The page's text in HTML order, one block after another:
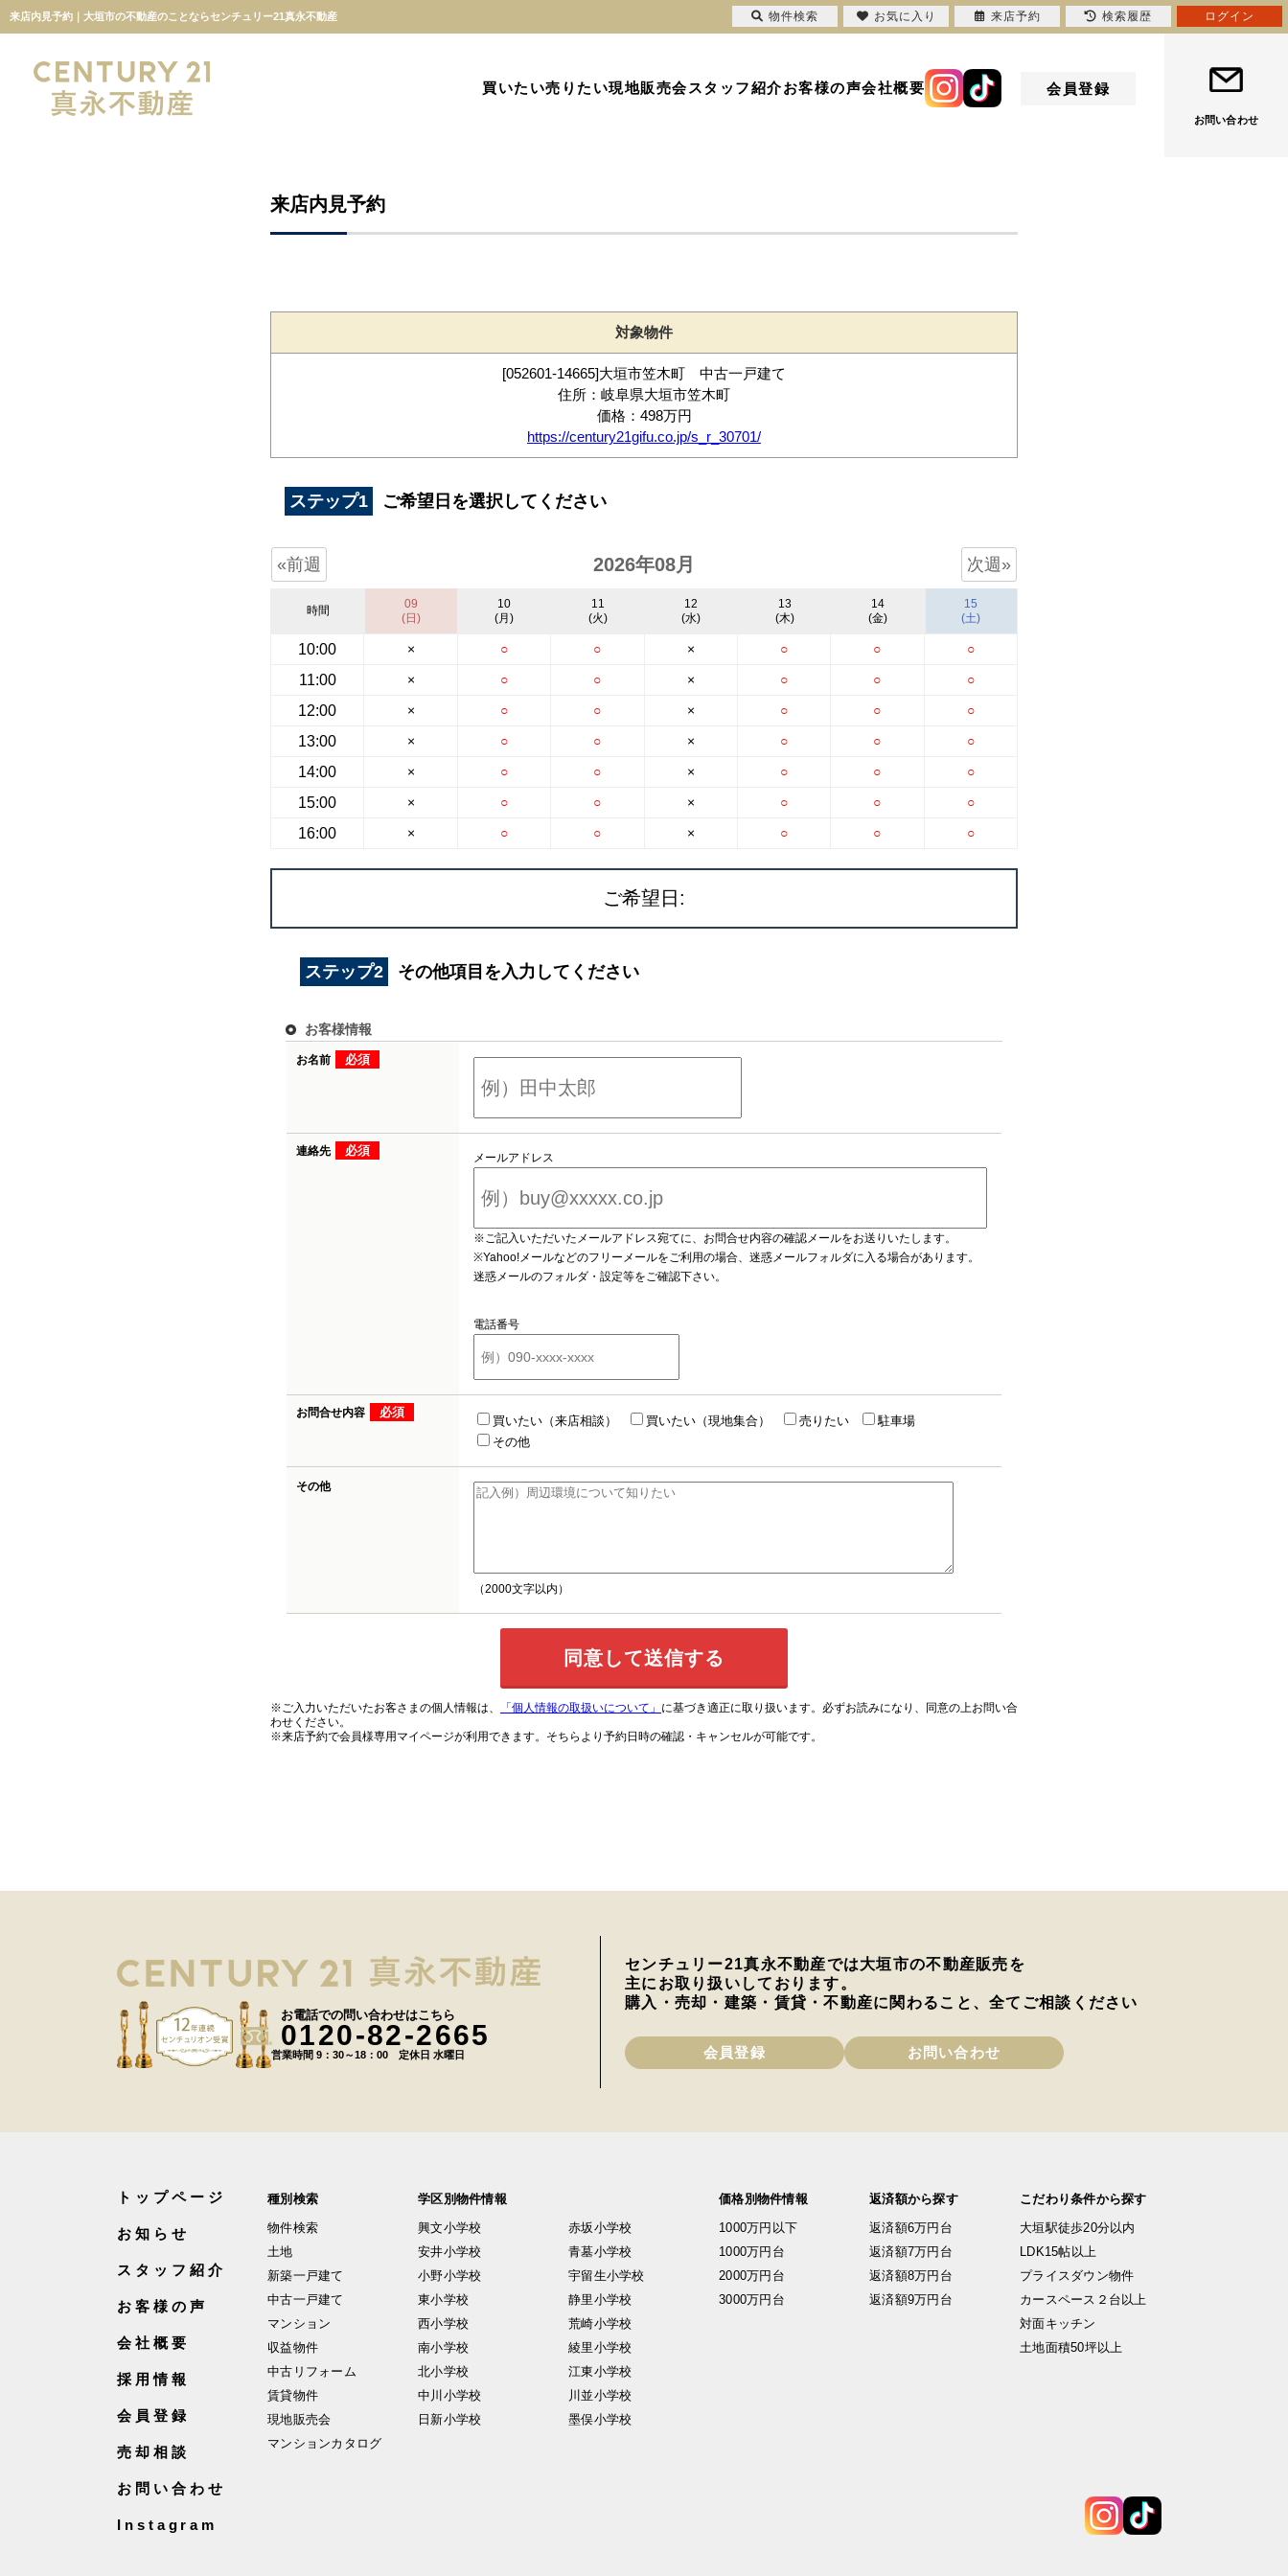
来店内見予約｜大垣市の不動産のことならセンチュリー21真永不動産
買いたい売りたい現地販売会スタッフ紹介お客様の声会社概要 会員登録
お問い合わせ
来店内見予約
対象物件
[052601-14665]大垣市笠木町 中古一戸建て
住所：岐阜県大垣市笠木町
価格：498万円
https://century21gifu.co.jp/s_r_30701/
ステップ1 ご希望日を選択してください
«前週 2026年08月 次週»
時間
10:00
11:00
12:00
13:00
14:00
15:00
16:00
09
(日)
×
×
×
×
×
×
×
10
(月)
○
○
○
○
○
○
○
11
(火)
○
○
○
○
○
○
○
12
(水)
×
×
×
×
×
×
×
13
(木)
○
○
○
○
○
○
○
14
(金)
○
○
○
○
○
○
○
15
(土)
○
○
○
○
○
○
○
ご希望日:
ステップ2 その他項目を入力してください
お客様情報
お名前 必須
連絡先 必須 メールアドレス
※ご記入いただいたメールアドレス宛てに、お問合せ内容の確認メールをお送りいたします。
※Yahoo!メールなどのフリーメールをご利用の場合、迷惑メールフォルダに入る場合があります。
迷惑メールのフォルダ・設定等をご確認下さい。
電話番号
お問合せ内容 必須
買いたい（来店相談） 買いたい（現地集合） 売りたい
駐車場
その他
その他
（2000文字以内）
※ご入力いただいたお客さまの個人情報は、 「個人情報の取扱いについて」 に基づき適正に取り扱います。必ずお読みになり、同意の上お問い合
わせください。
※来店予約で会員様専用マイページが利用できます。そちらより予約日時の確認・キャンセルが可能です。
お電話での問い合わせはこちら
0120-82-2665
営業時間 9：30～18：00 定休日 水曜日
センチュリー21真永不動産では大垣市の不動産販売を
主にお取り扱いしております。
購入・売却・建築・賃貸・不動産に関わること、全てご相談ください
会員登録 お問い合わせ
トップページ
お知らせ
スタッフ紹介
お客様の声
会社概要
採用情報
会員登録
売却相談
お問い合わせ
Instagram
種別検索
物件検索
土地
新築一戸建て
中古一戸建て
マンション
収益物件
中古リフォーム
賃貸物件
現地販売会
マンションカタログ
学区別物件情報
興文小学校
安井小学校
小野小学校
東小学校
西小学校
南小学校
北小学校
中川小学校
日新小学校
赤坂小学校
青墓小学校
宇留生小学校
静里小学校
荒崎小学校
綾里小学校
江東小学校
川並小学校
墨俣小学校
価格別物件情報
1000万円以下
1000万円台
2000万円台
3000万円台
返済額から探す
返済額6万円台
返済額7万円台
返済額8万円台
返済額9万円台
こだわり条件から探す
大垣駅徒歩20分以内
LDK15帖以上
プライスダウン物件
カースペース２台以上
対面キッチン
土地面積50坪以上
物件検索 お気に入り 来店予約 検索履歴 ログイン